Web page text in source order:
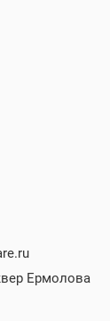
Ермолова